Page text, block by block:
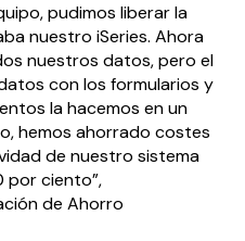
pudimos liberar la
nuestro iSeries. Ahora
nuestros datos, pero el
con los formularios y
la hacemos en un
hemos ahorrado costes
de nuestro sistema
por ciento”,
de Ahorro